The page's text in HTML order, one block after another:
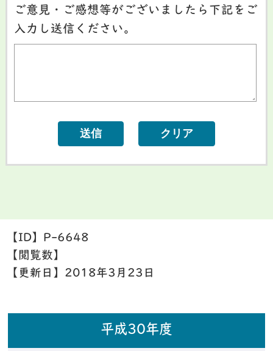
ご意見・ご感想等がございましたら下記をご
入力し送信ください。
【ID】 P-6648
【閲覧数】
【更新日】 2018年3月23日
平成30年度